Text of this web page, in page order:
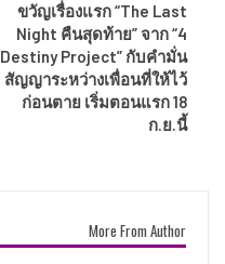
ขวัญเรื่องแรก “The Last
Night คืนสุดท้าย” จาก “4
Destiny Project” กับคำมั่น
สัญญาระหว่างเพื่อนที่ให้ไว้
ก่อนตาย เริ่มตอนแรก 18
ก.ย.นี้
More From Author